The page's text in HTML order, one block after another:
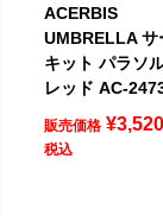
ACERBIS
UMBRELLA サ
キット パラソ
レッド AC-
販売価格 ¥3,520
税込